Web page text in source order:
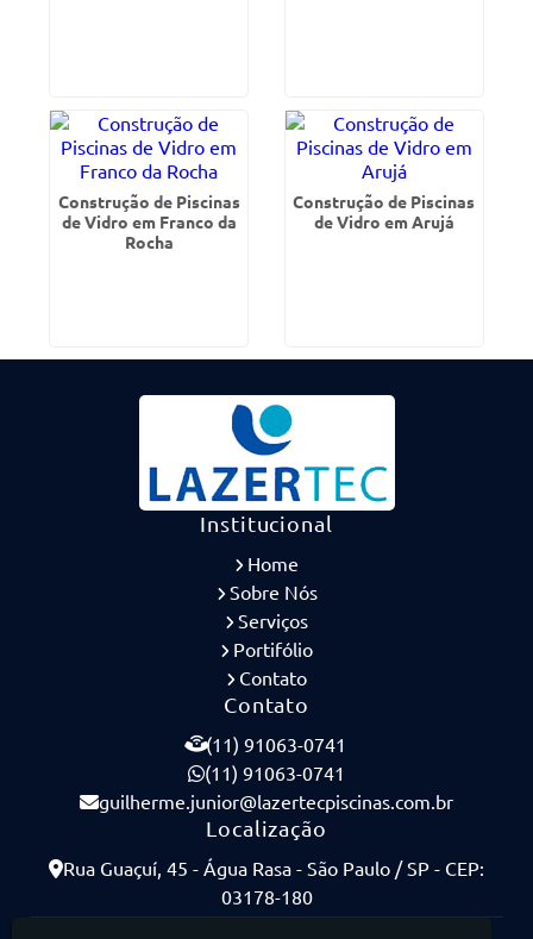
Construção de Piscinas
de Vidro em Franco da
Rocha
Construção de Piscinas
de Vidro em Arujá
Institucional
Home
Sobre Nós
Serviços
Portifólio
Contato
Contato
(11) 91063-0741
(11) 91063-0741
guilherme.junior@lazertecpiscinas.com.br
Localização
Rua Guaçuí, 45 - Água Rasa - São Paulo / SP - CEP:
03178-180